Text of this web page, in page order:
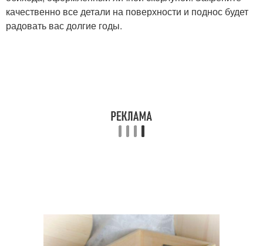
качественно все детали на поверхности и поднос будет
радовать вас долгие годы.